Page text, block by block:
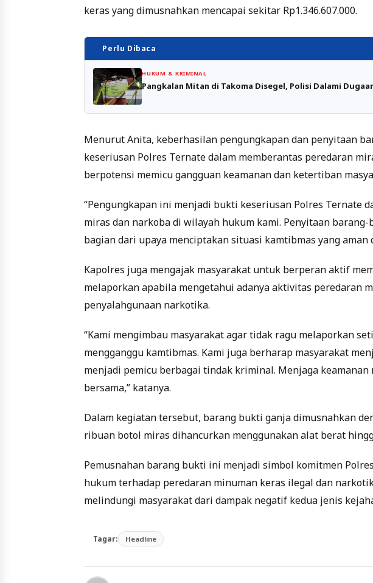
keras yang dimusnahkan mencapai sekitar Rp1.346.607.000.
Perlu Dibaca
HUKUM & KRIMINAL
Pangkalan Mitan di Takoma Disegel, Polisi Dalami
Menurut Anita, keberhasilan pengungkapan dan penyitaan
keseriusan Polres Ternate dalam memberantas peredaran
berpotensi memicu gangguan keamanan dan ketertiban
“Pengungkapan ini menjadi bukti keseriusan Polres Ternate
miras dan narkoba di wilayah hukum kami. Penyitaan
bagian dari upaya menciptakan situasi kamtibmas yang aman
Kapolres juga mengajak masyarakat untuk berperan aktif
melaporkan apabila mengetahui adanya aktivitas peredaran
penyalahgunaan narkotika.
“Kami mengimbau masyarakat agar tidak ragu melaporkan
mengganggu kamtibmas. Kami juga berharap masyarakat
menjadi pemicu berbagai tindak kriminal. Menjaga
bersama,” katanya.
Dalam kegiatan tersebut, barang bukti ganja dimusnahkan
ribuan botol miras dihancurkan menggunakan alat berat
Pemusnahan barang bukti ini menjadi simbol komitmen
hukum terhadap peredaran minuman keras ilegal dan
melindungi masyarakat dari dampak negatif kedua jenis
Tagar: Headline